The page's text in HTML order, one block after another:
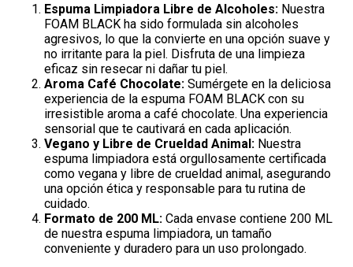
Espuma Limpiadora Libre de Alcoholes: Nuestra
FOAM BLACK ha sido formulada sin alcoholes
agresivos, lo que la convierte en una opción suave y
no irritante para la piel. Disfruta de una limpieza
eficaz sin resecar ni dañar tu piel.
Aroma Café Chocolate: Sumérgete en la deliciosa
experiencia de la espuma FOAM BLACK con su
irresistible aroma a café chocolate. Una experiencia
sensorial que te cautivará en cada aplicación.
Vegano y Libre de Crueldad Animal: Nuestra
espuma limpiadora está orgullosamente certificada
como vegana y libre de crueldad animal, asegurando
una opción ética y responsable para tu rutina de
cuidado.
Formato de 200 ML: Cada envase contiene 200 ML
de nuestra espuma limpiadora, un tamaño
conveniente y duradero para un uso prolongado.